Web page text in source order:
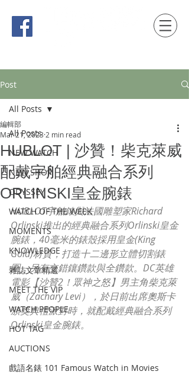
Post
All Posts
NEW WATCH
NEW SHOP
ODYSSEY
WATCH OF THE WEEK
MOMENTS
KNOWLEDGE
雜誌文章精選
MEET THE VIP
WATCH PEOPLE
HOT TAG
AUCTIONS
戲語名錶 101 Famous Watch in Movies
All Posts
HUBLOT | 沙贊！柴克萊威
配戴宇舶經典融合系列
ORLINSKI皇金腕錶
編輯部
Mar 21, 2023 2 min read
HUBLOT宇舶錶與法國雕塑家Richard
Orlinski推出的經典融合系列Orlinski皇金
腕錶，40毫米的錶殼採用皇金(King
Gold)材質，打造十二邊形立體切割錶
圈，另有交錯鑲鑽款與全鑽款。DC英雄
電影【沙贊2！眾神之怒】男主角柴克萊
威（Zachary Levi），於日前出席奧斯卡
頒獎典禮派對時，就配戴經典融合系列
Orlinski皇金腕錶。